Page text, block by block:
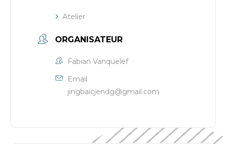
Atelier
ORGANISATEUR
Fabian Vanquelef
Email
jingbaicjendg@gmail.com